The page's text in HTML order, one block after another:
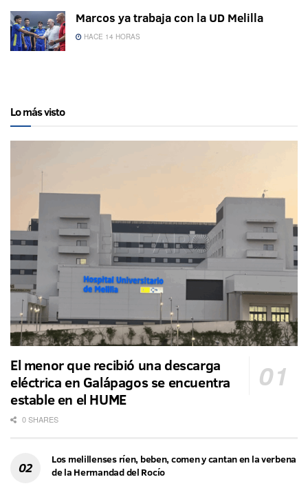
Marcos ya trabaja con la UD Melilla
HACE 14 HORAS
Lo más visto
El menor que recibió una descarga
eléctrica en Galápagos se encuentra
estable en el HUME
0 SHARES
Los melillenses ríen, beben, comen y cantan en la verbena
de la Hermandad del Rocío